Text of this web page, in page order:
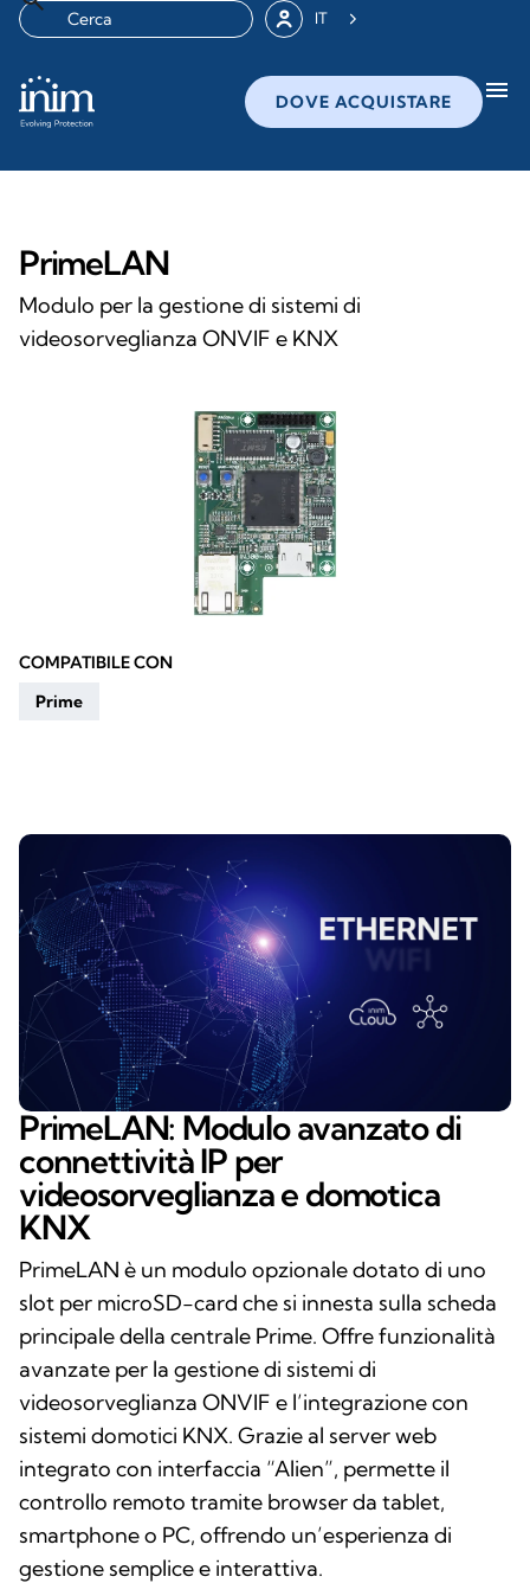
IT
DOVE ACQUISTARE menu
PrimeLAN
Modulo per la gestione di sistemi di
videosorveglianza ONVIF e KNX
COMPATIBILE CON
Prime
PrimeLAN: Modulo avanzato di
connettività IP per
videosorveglianza e domotica
KNX
PrimeLAN è un modulo opzionale dotato di uno
slot per microSD-card che si innesta sulla scheda
principale della centrale Prime. Offre funzionalità
avanzate per la gestione di sistemi di
videosorveglianza ONVIF e l’integrazione con
sistemi domotici KNX. Grazie al server web
integrato con interfaccia “Alien”, permette il
controllo remoto tramite browser da tablet,
smartphone o PC, offrendo un’esperienza di
gestione semplice e interattiva.